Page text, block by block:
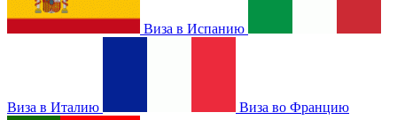
Виза в Испанию
Виза в Италию Виза во Францию